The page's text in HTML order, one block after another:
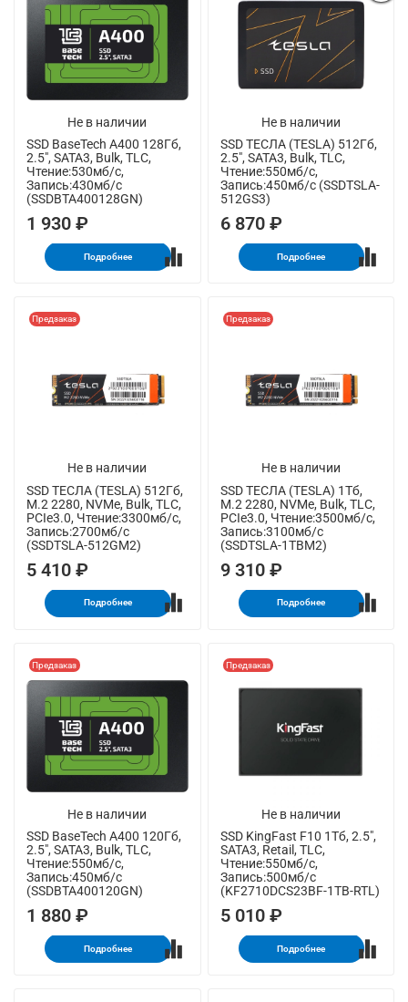
Не в наличии
SSD BaseTech A400 128Гб,
2.5", SATA3, Bulk, TLC,
Чтение:530мб/с,
Запись:430мб/с
(SSDBTA400128GN)
1 930 ₽
Подробнее
Не в наличии
SSD ТЕСЛА (TESLA) 512Гб,
2.5", SATA3, Bulk, TLC,
Чтение:550мб/с,
Запись:450мб/с (SSDTSLA-
512GS3)
6 870 ₽
Подробнее
Не в наличии
Предзаказ
SSD ТЕСЛА (TESLA) 512Гб,
M.2 2280, NVMe, Bulk, TLC,
PCIe3.0, Чтение:3300мб/с,
Запись:2700мб/с
(SSDTSLA-512GM2)
5 410 ₽
Подробнее
Не в наличии
Предзаказ
SSD ТЕСЛА (TESLA) 1Тб,
M.2 2280, NVMe, Bulk, TLC,
PCIe3.0, Чтение:3500мб/с,
Запись:3100мб/с
(SSDTSLA-1TBM2)
9 310 ₽
Подробнее
Не в наличии
Предзаказ
SSD BaseTech A400 120Гб,
2.5", SATA3, Bulk, TLC,
Чтение:550мб/с,
Запись:450мб/с
(SSDBTA400120GN)
1 880 ₽
Подробнее
Не в наличии
Предзаказ
SSD KingFast F10 1Тб, 2.5",
SATA3, Retail, TLC,
Чтение:550мб/с,
Запись:500мб/с
(KF2710DCS23BF-1TB-RTL)
5 010 ₽
Подробнее